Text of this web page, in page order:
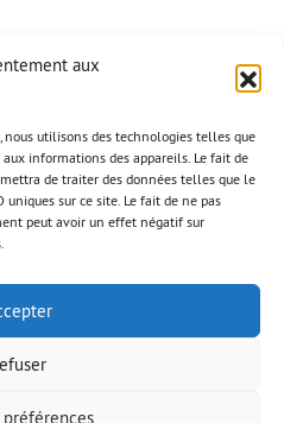
aux
utilisons des technologies telles que
informations des appareils. Le fait de
de traiter des données telles que le
sur ce site. Le fait de ne pas
peut avoir un effet négatif sur
фибри за фасадата
Каркасон.
45 мм и различни
калъп с бамбукова
дебелина 45 до 100 мм и